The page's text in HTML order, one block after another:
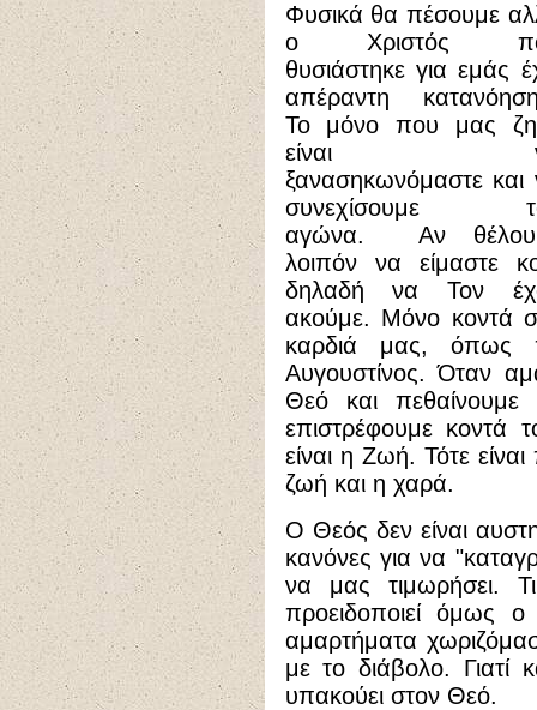
Φυσικά θα πέσουμε
ο Χριστός
θυσιάστηκε για εμάς
απέραντη
Το μόνο που μας
είναι
ξανασηκωνόμαστε και
συνεχίσουμε
αγώνα. Αν
λοιπόν να είμαστε
δηλαδή να Τον
ακούμε. Μόνο κοντά
καρδιά μας, όπως
Αυγουστίνος. Όταν
Θεό και
επιστρέφουμε κοντά
είναι η Ζωή. Τότε
ζωή και η χαρά.
Ο Θεός δεν είναι
κανόνες για να
να μας τιμωρήσει.
προειδοποιεί όμως
αμαρτήματα
με το διάβολο. Γιατί
υπακούει στον Θεό.